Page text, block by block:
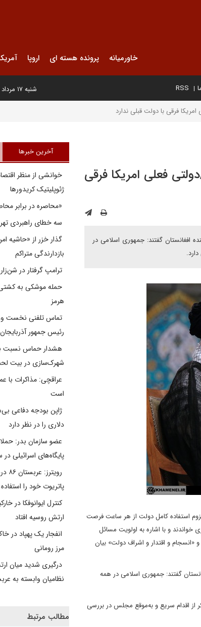
خاورمیانه پرونده هسته ای اروپا
RSS شنبه ۱۷ مرداد ۱۴۰۵
فرقی با دولت قبلی ندارد
فعلی امریکا فرقی
افغانستان گفتند: جمهوری اسلامی در
استفاده کامل دولت از هر ساعت فرصت
و با اشاره به اولویت مسائل
«انسجام و اقتدار و اشراف دولت» بیان
گفتند: جمهوری اسلامی در همه
از اقدام سریع و به‌موقع مجلس در بررسی
آخرین خبرها
خوانشی از منظر
ژئوپلیتیک کریدورها
«محاصره در برابر
سه خطای راهبردی
گذار خزر از «حاشیه
بازدارندگی متراکم
ترامپ گرفتار در
حمله موشکی به کشتی
هرمز
تماس تلفنی نخست
رئیس جمهور آذربایجان
هشدار حماس نسبت
شهرک‌سازی در بیت‌
عراقچی: مذاکرات با
است
دلاری را در نظر دارد
عضو سازمان بدر:
پایگاه‌های اسرائیلی
پاتریوت خود را
کنترل ایوانوفکا در
ارتش روسیه افتاد
انفجار یک پهپاد در
مرز رومانی
درگیری شدید میان
نظامیان وابسته به
مطالب مرتبط